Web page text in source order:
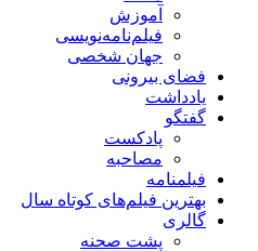
آموزش
فیلم‌نامه‌نویسی
جهان شخصی
فضای بیرونی
یادداشت
گفتگو
پادکست
مصاحبه
فیلمنامه
بهترین فیلم‌های کوتاه سال
گالری
پشت صحنه